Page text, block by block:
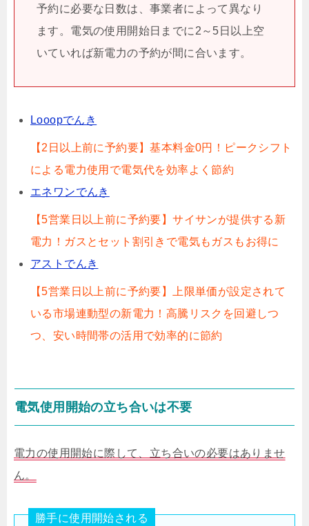
予約に必要な日数は、事業者によって異なり
ます。電気の使用開始日までに2～5日以上空
いていれば新電力の予約が間に合います。
Looopでんき
【2日以上前に予約要】基本料金0円！ピークシフト
による電力使用で電気代を効率よく節約
エネワンでんき
【5営業日以上前に予約要】サイサンが提供する新
電力！ガスとセット割引きで電気もガスもお得に
アストでんき
【5営業日以上前に予約要】上限単価が設定されて
いる市場連動型の新電力！高騰リスクを回避しつ
つ、安い時間帯の活用で効率的に節約
電気使用開始の立ち合いは不要
電力の使用開始に際して、立ち合いの必要はありませ
ん。
勝手に使用開始される